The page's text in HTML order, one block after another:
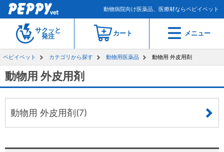
動物病院向け医薬品、医療材ならペピイベット
サクッと
発注
カート メニュー
ペピイベット カテゴリから探す 動物用医薬品 動物用 外皮用剤
動物用 外皮用剤
動物用 外皮用剤(7)